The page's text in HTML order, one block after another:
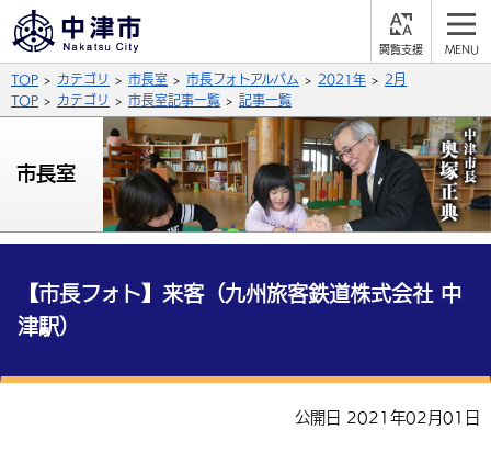
支
背景色
青 白
文字の大きさ
拡大 標準 縮小
公式SNS
X (Twitter) YouTube
サイト内検索
総合メニュー
くらしの情報
届出・登録・証明 保険・年金
健康・予防
事業者の方へ
産業・雇用
TOP カテゴリ 市長室 市長フォトアルバム 2021年
2月
TOP
カテゴリ 市長室記事一覧 記事一覧
市長室
【市長フォト】来客（九州旅客鉄道株式会社 中
津駅）
公開日 2021年02月01日